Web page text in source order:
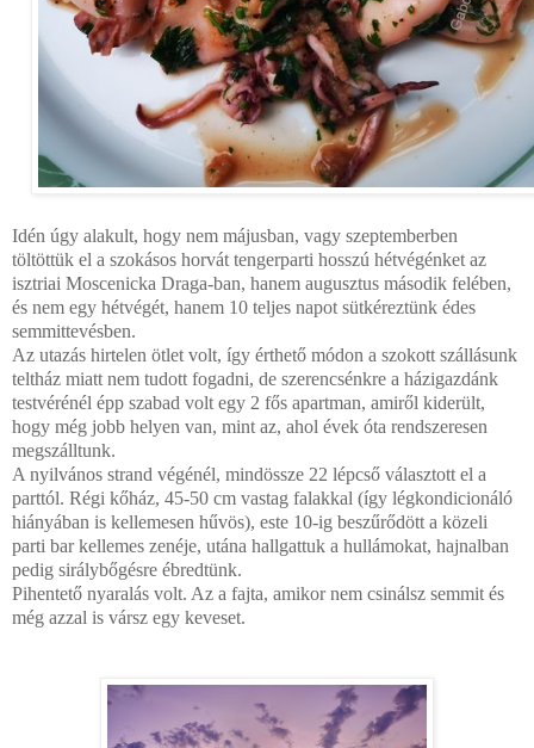
Idén úgy alakult, hogy nem májusban, vagy szeptemberben
töltöttük el a szokásos horvát tengerparti hosszú hétvégénket az
isztriai Moscenicka Draga-ban, hanem augusztus második felében,
és nem egy hétvégét, hanem 10 teljes napot sütkéreztünk édes
semmittevésben.
Az utazás hirtelen ötlet volt, így érthető módon a szokott szállásunk
teltház miatt nem tudott fogadni, de szerencsénkre a házigazdánk
testvérénél épp szabad volt egy 2 fős apartman, amiről kiderült,
hogy még jobb helyen van, mint az, ahol évek óta rendszeresen
megszálltunk.
A nyilvános strand végénél, mindössze 22 lépcső választott el a
parttól. Régi kőház, 45-50 cm vastag falakkal (így légkondicionáló
hiányában is kellemesen hűvös), este 10-ig beszűrődött a közeli
parti bar kellemes zenéje, utána hallgattuk a hullámokat, hajnalban
pedig sirálybőgésre ébredtünk.
Pihentető nyaralás volt. Az a fajta, amikor nem csinálsz semmit és
még azzal is vársz egy keveset.